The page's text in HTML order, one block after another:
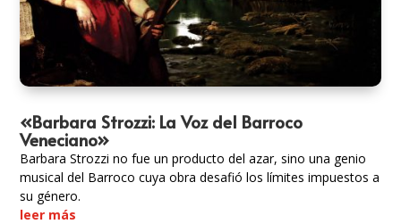
«Barbara Strozzi: La Voz del Barroco
Veneciano»
Barbara Strozzi no fue un producto del azar, sino una genio
musical del Barroco cuya obra desafió los límites impuestos a
su género.
leer más